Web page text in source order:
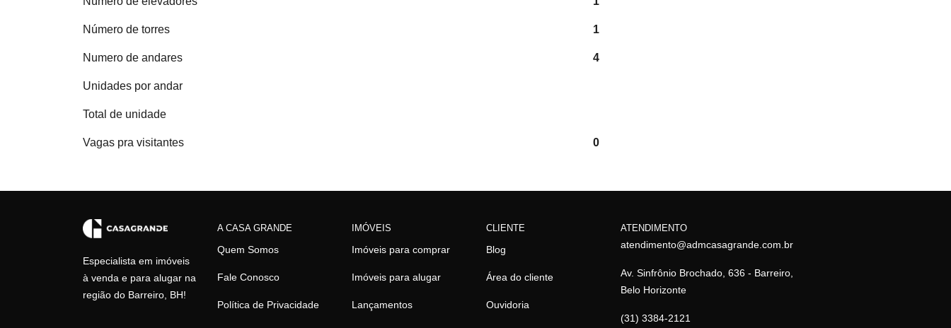
Número de torres 1
Numero de andares 4
Unidades por andar
Total de unidade
Vagas pra visitantes 0
Especialista em imóveis
à venda e para alugar na
região do Barreiro, BH!
A CASA GRANDE
Quem Somos
Fale Conosco
Política de Privacidade
IMÓVEIS
Imóveis para comprar
Imóveis para alugar
Lançamentos
CLIENTE
Blog
Área do cliente
Ouvidoria
ATENDIMENTO
atendimento@admcasagrande.com.br
Av. Sinfrônio Brochado, 636 - Barreiro,
Belo Horizonte
(31) 3384-2121